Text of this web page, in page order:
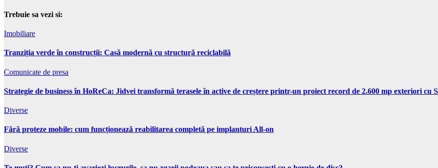
Trebuie sa vezi si:
Imobiliare
Tranziția verde în construcții: Casă modernă cu structură reciclabilă
Comunicate de presa
Strategie de business în HoReCa: Jidvei transformă terasele în active de creștere printr-un proiect record de 2.600 mp exteriori cu
Diverse
Fără proteze mobile: cum funcționează reabilitarea completă pe implanturi All-on
Diverse